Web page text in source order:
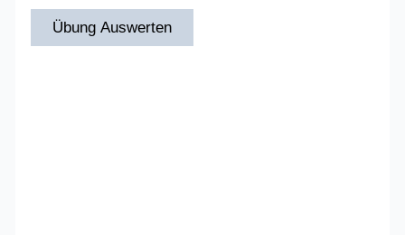
Übung Auswerten